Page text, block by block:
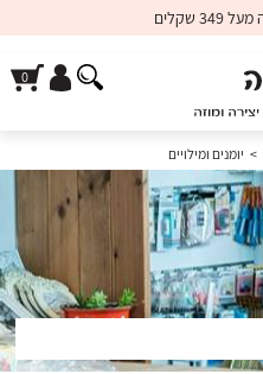
> יומנים ומילויים